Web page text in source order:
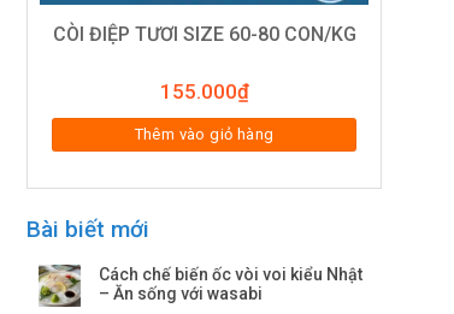
CÒI ĐIỆP TƯƠI SIZE 60-80 CON/KG
155.000₫
Thêm vào giỏ hàng
Bài biết mới
Cách chế biến ốc vòi voi kiểu Nhật
– Ăn sống với wasabi